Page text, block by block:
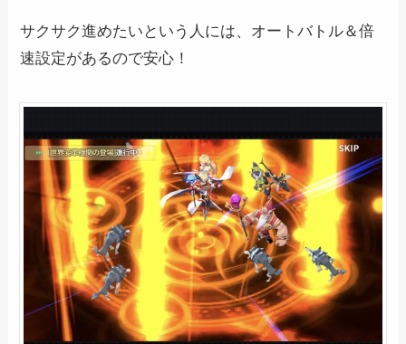
サクサク進めたいという人には、オートバトル＆倍
速設定があるので安心！